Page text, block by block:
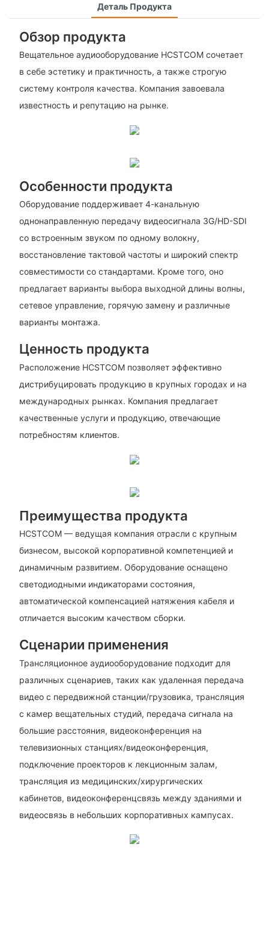
Деталь Продукта
Обзор продукта
Вещательное аудиооборудование HCSTCOM сочетает
в себе эстетику и практичность, а также строгую
систему контроля качества. Компания завоевала
известность и репутацию на рынке.
Особенности продукта
Оборудование поддерживает 4-канальную
однонаправленную передачу видеосигнала 3G/HD-SDI
со встроенным звуком по одному волокну,
восстановление тактовой частоты и широкий спектр
совместимости со стандартами. Кроме того, оно
предлагает варианты выбора выходной длины волны,
сетевое управление, горячую замену и различные
варианты монтажа.
Ценность продукта
Расположение HCSTCOM позволяет эффективно
дистрибуцировать продукцию в крупных городах и на
международных рынках. Компания предлагает
качественные услуги и продукцию, отвечающие
потребностям клиентов.
Преимущества продукта
HCSTCOM — ведущая компания отрасли с крупным
бизнесом, высокой корпоративной компетенцией и
динамичным развитием. Оборудование оснащено
светодиодными индикаторами состояния,
автоматической компенсацией натяжения кабеля и
отличается высоким качеством сборки.
Сценарии применения
Трансляционное аудиооборудование подходит для
различных сценариев, таких как удаленная передача
видео с передвижной станции/грузовика, трансляция
с камер вещательных студий, передача сигнала на
большие расстояния, видеоконференция на
телевизионных станциях/видеоконференция,
подключение проекторов к лекционным залам,
трансляция из медицинских/хирургических
кабинетов, видеоконференцсвязь между зданиями и
видеосвязь в небольших корпоративных кампусах.